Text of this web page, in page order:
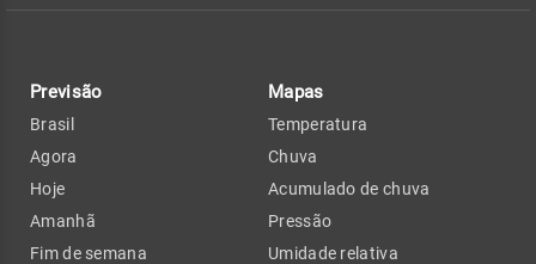
Previsão
Brasil
Agora
Hoje
Amanhã
Fim de semana
Mapas
Temperatura
Chuva
Acumulado de chuva
Pressão
Umidade relativa